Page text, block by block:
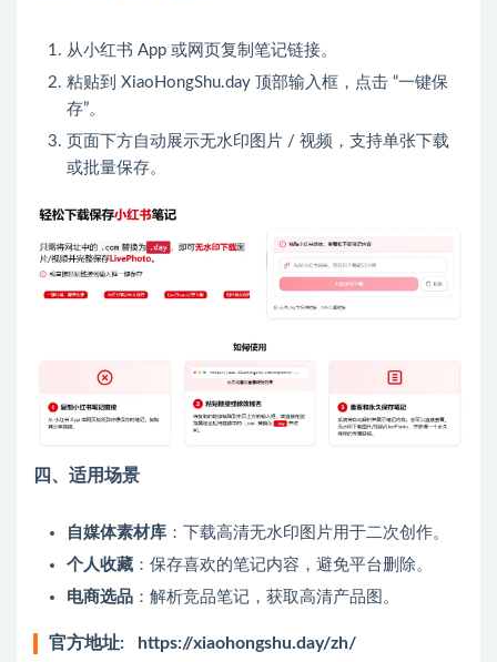
从小红书 App 或网页复制笔记链接。
粘贴到 XiaoHongShu.day 顶部输入框，点击 “一键保
存”。
页面下方自动展示无水印图片 / 视频，支持单张下载
或批量保存。
四、适用场景
自媒体素材库 ：下载高清无水印图片用于二次创作。
个人收藏 ：保存喜欢的笔记内容，避免平台删除。
电商选品 ：解析竞品笔记，获取高清产品图。
官方地址: https://xiaohongshu.day/zh/